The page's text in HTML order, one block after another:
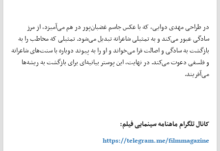
در طراحی مهدی دوایی، که با عکس جاسم غضبان‌پور در هم می‌آمیزد، از مرز
سادگی عبور می‌کند و به تمثیلی شاعرانه تبدیل می‌شود. تمثیلی که مخاطب را به
بازگشت به سادگی و اصالت فرا می‌خواند و او را به پیوند دوباره با سنت‌های شاعرانه
و فلسفی دعوت می‌کند. در نهایت، این پوستر بیانیه‌ای برای بازگشت به ریشه‌ها
می‌آفریند.
کانال تلگرام ماهنامه سینمایی فیلم:
https://telegram.me/filmmagazine